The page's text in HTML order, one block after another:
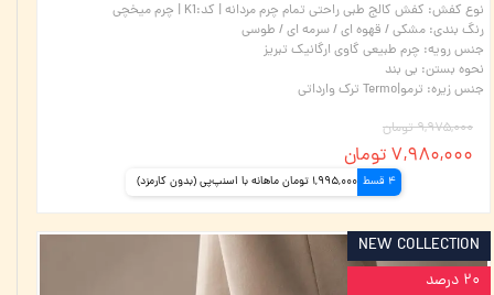
نوع کفش: کفش کالج طبی راحتی تمام چرم مردانه | کد:K1 | چرم میخچی
رنگ بندی: مشکی / قهوه ای / سرمه ای / طوسی
جنس رویه: چرم طبیعی گاوی ارگانیک تبریز
نحوه بستن: بی بند
جنس زیره: ترمو|Termo ترک وارداتی
۹,۹۷۵,۰۰۰ تومان
۷,۹۸۰,۰۰۰ تومان
4 قسط 1,995,000 تومان ماهانه با اسنپ‌پی (بدون کارمزد)
NEW COLLECTION
۲۰ درصد